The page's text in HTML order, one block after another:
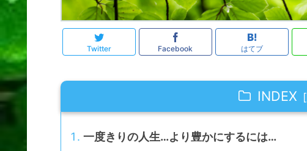
Twitter Facebook はてブ
INDEX
一度きりの人生…より豊かにするには…